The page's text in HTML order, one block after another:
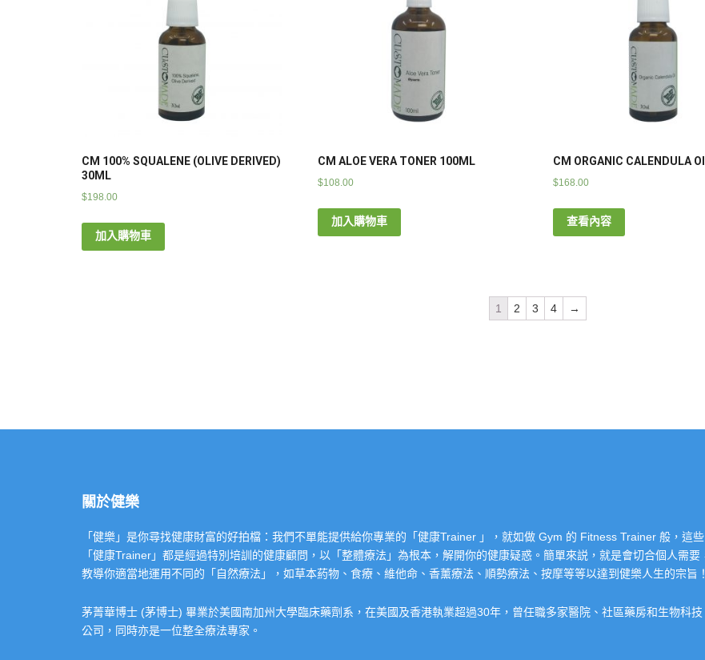
CM 100% SQUALENE (OLIVE DERIVED)
30ML
$198.00
加入購物車
CM ALOE VERA TONER 100ML
$108.00
加入購物車
CM ORGANIC CALENDULA
$168.00
查看內容
1 2 3 4 →
關於健樂
「健樂」是你尋找健康財富的好拍檔：我們不單能提供給你專業的「健康Trainer 」，就如做 Gym 的 Fitness Trainer 般，這些
「健康Trainer」都是經過特別培訓的健康顧問，以「整體療法」為根本，解開你的健康疑惑。簡單來説，就是會切合個人需要
教導你適當地運用不同的「自然療法」，如草本葯物、食療、維他命、香薰療法、順勢療法、按摩等等以達到健樂人生的宗旨！
茅菁華博士 (茅博士) 畢業於美國南加州大學臨床藥劑系，在美國及香港執業超過30年，曾任職多家醫院、社區藥房和生物科技
公司，同時亦是一位整全療法專家。